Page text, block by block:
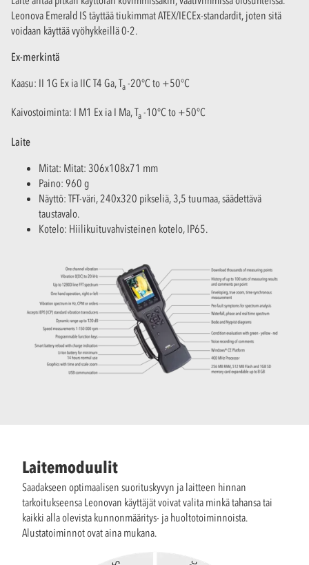
Leonova Emerald IS täyttää tiukimmat ATEX/IECEx-standardit, joten sitä
voidaan käyttää vyöhykkeillä 0-2.
Ex-merkintä
Kaasu: II 1G Ex ia IIC T4 Ga, Ta -20°C to +50°C
Kaivostoiminta: I M1 Ex ia I Ma, Ta -10°C to +50°C
Laite
Mitat: Mitat: 306x108x71 mm
Paino: 960 g
Näyttö: TFT-väri, 240x320 pikseliä, 3,5 tuumaa, säädettävä
taustavalo.
Kotelo: Hiilikuituvahvisteinen kotelo, IP65.
Laitemoduulit
Saadakseen optimaalisen suorituskyvyn ja laitteen hinnan
tarkoitukseensa Leonovan käyttäjät voivat valita minkä tahansa tai
kaikki alla olevista kunnonmääritys- ja huoltotoiminnoista.
Alustatoiminnot ovat aina mukana.